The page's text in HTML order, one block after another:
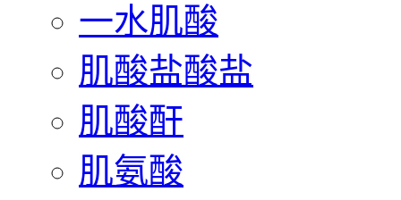
一水肌酸
肌酸盐酸盐
肌酸酐
肌氨酸